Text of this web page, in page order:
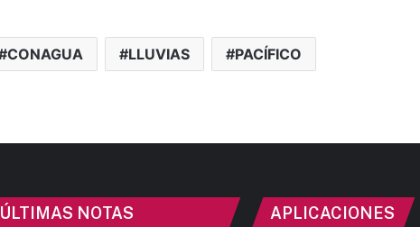
CONAGUA LLUVIAS PACÍFICO
ÚLTIMAS NOTAS
APLICACIONES